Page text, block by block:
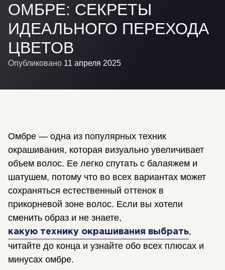
ОМБРЕ: СЕКРЕТЫ
ИДЕАЛЬНОГО ПЕРЕХОДА
ЦВЕТОВ
Опубликовано 11 апреля 2025
Омбре — одна из популярных техник
окрашивания, которая визуально увеличивает
объем волос. Ее легко спутать с балаяжем и
шатушем, потому что во всех вариантах может
сохраняться естественный оттенок в
прикорневой зоне волос. Если вы хотели
сменить образ и не знаете,
какую технику окрашивания выбрать,
читайте до конца и узнайте обо всех плюсах и
минусах омбре.